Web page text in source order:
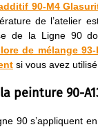
90-M4
de l’atelier
de la Ligne 90
de mélange 93-
si vous avez
peinture 90-
90 s’appliquent